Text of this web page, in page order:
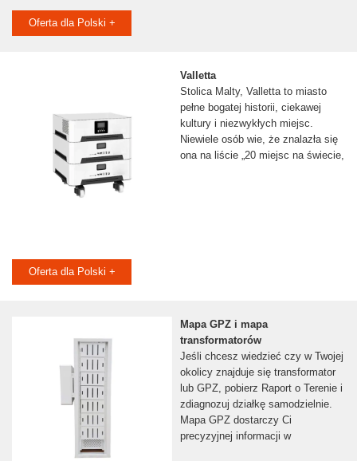
Oferta dla Polski +
Valletta
Stolica Malty, Valletta to miasto
pełne bogatej historii, ciekawej
kultury i niezwykłych miejsc.
Niewiele osób wie, że znalazła się
ona na liście „20 miejsc na świecie,
Oferta dla Polski +
Mapa GPZ i mapa
transformatorów
Jeśli chcesz wiedzieć czy w Twojej
okolicy znajduje się transformator
lub GPZ, pobierz Raport o Terenie i
zdiagnozuj działkę samodzielnie.
Mapa GPZ dostarczy Ci
precyzyjnej informacji w